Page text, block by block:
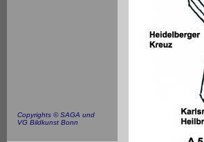
Copyrights © SAGA und
VG Bildkunst Bonn